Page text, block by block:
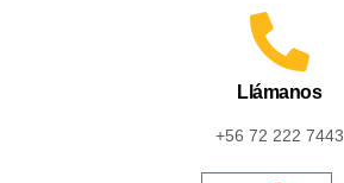
Llámanos
+56 72 222 7443